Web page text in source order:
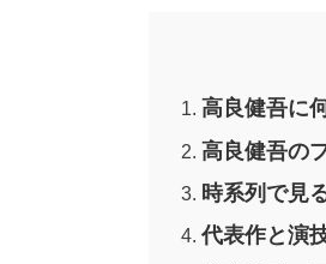
高良健吾に
高良健吾の
時系列で見
代表作と演